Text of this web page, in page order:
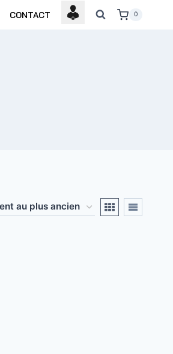
CONTACT 0